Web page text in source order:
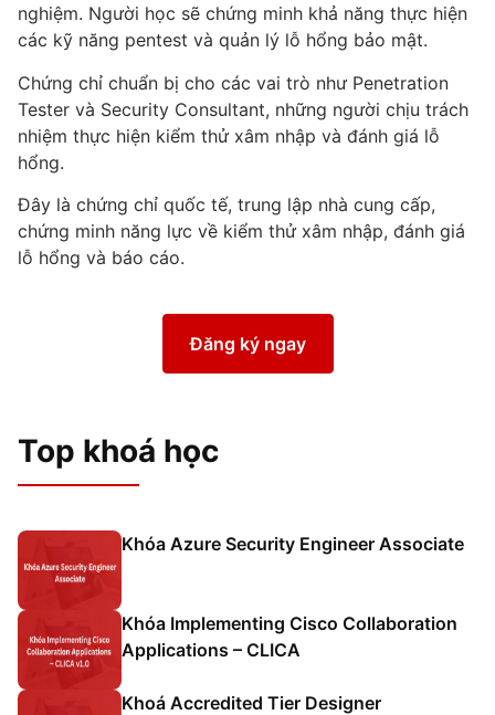
nghiệm. Người học sẽ chứng minh khả năng thực hiện
các kỹ năng pentest và quản lý lỗ hổng bảo mật.
Chứng chỉ chuẩn bị cho các vai trò như Penetration
Tester và Security Consultant, những người chịu trách
nhiệm thực hiện kiểm thử xâm nhập và đánh giá lỗ
hổng.
Đây là chứng chỉ quốc tế, trung lập nhà cung cấp,
chứng minh năng lực về kiểm thử xâm nhập, đánh giá
lỗ hổng và báo cáo.
Đăng ký ngay
Top khoá học
Khóa Azure Security Engineer Associate
Khóa Implementing Cisco Collaboration
Applications – CLICA
Khoá Accredited Tier Designer